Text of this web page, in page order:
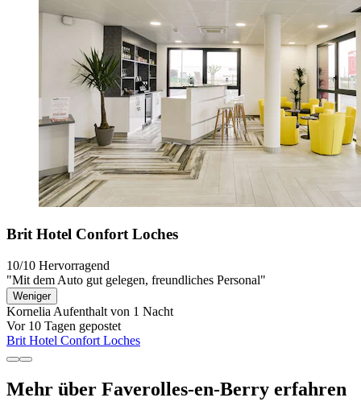
Brit Hotel Confort Loches
10/10 Hervorragend
"Mit dem Auto gut gelegen, freundliches Personal"
Weniger
Kornelia Aufenthalt von 1 Nacht
Vor 10 Tagen gepostet
Brit Hotel Confort Loches
Mehr über Faverolles-en-Berry erfahren